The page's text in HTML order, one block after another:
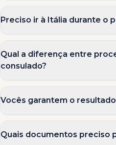
Preciso ir à Itália durante o
Qual a diferença entre
consulado?
Vocês garantem o
Quais documentos preciso